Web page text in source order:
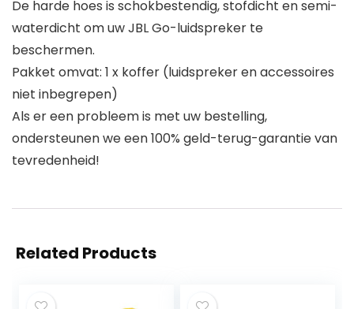
De harde hoes is schokbestendig, stofdicht en semi-
waterdicht om uw JBL Go-luidspreker te
beschermen.
Pakket omvat: 1 x koffer (luidspreker en accessoires
niet inbegrepen)
Als er een probleem is met uw bestelling,
ondersteunen we een 100% geld-terug-garantie van
tevredenheid!
Related Products